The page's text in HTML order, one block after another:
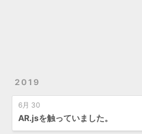
2019
6月 30
AR.jsを触っていました。